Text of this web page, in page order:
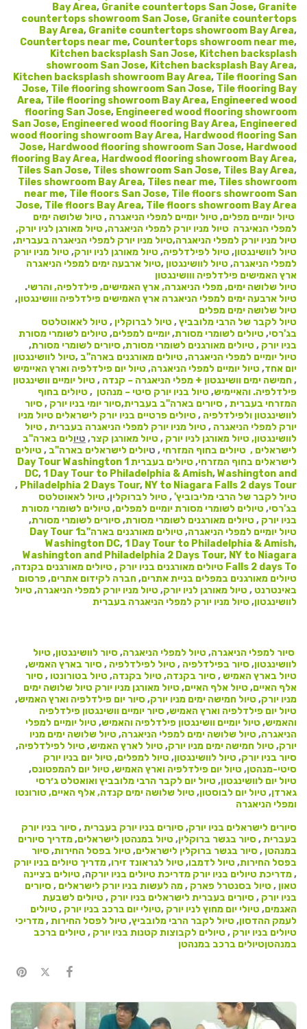
Bay Area, Granite countertops San Jose, Granite
countertops showroom San Jose, Granite countertops
Bay Area, Granite countertops showroom Bay Area,
Countertops near me, Countertops showroom near me,
Kitchen backsplash San Jose, Kitchen backsplash
showroom San Jose, Kitchen backsplash Bay Area,
Kitchen backsplash showroom Bay Area, Tile flooring San
Jose, Tile flooring showroom San Jose, Tile flooring Bay
Area, Tile flooring showroom Bay Area, Engineered wood
flooring San Jose, Engineered wood flooring showroom
San Jose, Engineered wood flooring Bay Area, Engineered
wood flooring showroom Bay Area, Hardwood flooring San
Jose, Hardwood flooring showroom San Jose, Hardwood
flooring Bay Area, Hardwood flooring showroom Bay Area,
Tiles San Jose, Tiles showroom San Jose, Tiles Bay Area,
Tiles showroom Bay Area, Tiles near me, Tiles showroom
near me, Tile floors San Jose, Tile floors showroom San
Jose, Tile floors Bay Area, Tile floors showroom Bay Area
טיול יומיים מפלים, טיול יומיים למפלי הניאגרה , טיול שלושה ימים
למפלי הנאיגרה טיול מניו יורק למפלי הניאגרה, טיול מאורגן לניו יורק,
טיול מניו יורק למפלי הניאגרה,טיול מניו יורק למפלי הניאגרה בעברית,
טיול לוושינגטון, טיול לפילדלפיה, טיול מאורגן לניו יורק, טיול מניו יורק
למפלי הניאגרה, טיול לוושינגטון ,טיול ארבעה ימים למפלי הניאגרה
ארץ האמישים פילדלפיה ווושינגטון
טיול שלושה ימים, מפלי הניאגרה, ארץ האמישים, פילדלפיה, והרשי.
טיול ארבעה ימים למפלי הניאגרה ארץ האמישים פילדלפיה ווושינגטון,
טיול שלושה ימים מפלים
טיול לקבר של הרבי מלובביץ, טיול לברוקלין , טיול לאאוטלטס
בג'רסי, טיולים לשומרי מסורת,יומיים למפלים, טיולים לשומרי מסורת
בניו יורק , טיולים מאורגנים לשומרי מסורת, סיורים לשומרי מסורת,
טיול יומיים למפלי הניאגרה, טיולים מאורגנים בארה"ב ,טיול לוושינגטון
יום אחד, טיול יומיים למפלי הניאגרה, טיול יום פילדלפיה וארץ האיימיש
,חמישה ימים וושינגטון + מפלי הניאגרה – קנדה , טיול יומיים וושינגטון
פילדלפיה. והאיימיש, טיול בניו יורק סיטי – מנהטן , טיולים בחוף
המזרחי בעברית, סיורים בארה"ב בעברית,סיור יומי בניו יורק , סיור
לוושינגטון ולפילדלפיה , טיולים פרטיים בניו יורק לישראלים טיול מניו
יורק למפלי הניאגרה , טיול מניו יורק למפלי הניאגרה בעברית, טיול
לוושינגטון, טיול מאורגן לניו יורק , טיול מאורגן קצר, טיולים בארה"ב
לישראלים , טיולים בחוף המזרחי , טיולים לישראלים בארה"ב , טיולים
לישראלים בחוף המזרחי, טיולים בעברית
1 Day Tour Washington
DC,1 Day Tour to Philadelphia & Amish,Washington and
Philadelphia 2 Days Tour, NY to Niagara Falls 2 days Tour
,
טיול לקבר של הרבי מליבוביץ', טיול לברוקלין, טיול לאאוטלטס
בג'רסי, טיולים לשומרי מסורתיומיים למפלים, טיולים לשומרי מסורת
בניו יורק , טיולים מאורגנים לשומרי מסורת, סיורים לשומרי מסורת,
טיול יומיים למפלי הניאגרה, טיולים מאורגנים בארה"ב
1 Day Tour
Washington DC,1 Day Tour to Philadelphia & Amish,
Washington and Philadelphia 2 Days Tour, NY to Niagara
Falls 2 days To טיולים מאורגנים בניו יורק , טיולים מאורגנים בקנדה,
טיולים מאורגנים במפלים בניית אתרים,חברה לקידום אתרים, פרסום
באינטרנט , טיול מאורגן לניו יורק, טיול מניו יורק למפלי הניאגרה, טיול
לוושינגטון, טיול מניו יורק למפלי הניאגרה בעברית
סיור למפלי הניאגרה, טיול למפלי הניאגרה, סיור לוושינגטון, טיול
לוושינגטון, סיור בפילדלפיה , טיול לפילדלפיה , סיור בארץ האמיש,
טיול בארץ האמיש , סיור בקנדה, טיול בקנדה, טיול בטורונטו , סיור
אלף האיים, טיול אלף האיים, טיול מאורגן מניו יורק טיול שלושה ימים
מניו יורק, טיול חמישה ימים מניו יורק, סיור יום פילדלפיה וארץ האמיש,
טיול יום פילדלפיה וארץ האמיש, סיור יומיים וושינגטון פילדלפיה
והאמיש, טיול יומיים וושינגטון פילדלפיה והאמיש, טיול יומיים למפלי
הניאגרה, טיול שלושה ימים למפלי הניאגרה, טיול שלושה ימים מניו
יורק, טיול חמישה ימים מניו יורק, טיול לארץ האמיש, טיול לפילדלפיה,
סיור בניו יורק, טיול לוושינגטון, טיול למפלים, טיול יום בניו יורק
סיטי-מנהטן, טיול יום פילדלפיה וארץ האמיש, טיול יום להמפטונס,
טיול יום לוושינגטון, טיול יום לקבר הרבי מלובביץ ואואטלט ג׳רסי
גארדן, טיול יום לבוסטון, טיול שלושה ימים קנדה, אלף האיים, טורונטו
ומפלי הניאגרה
סיורים לישראלים בניו יורק, סיורים בניו יורק בעברית, סיור בניו יורק
בעברית, סיור בגשר ברוקלין, טיול במנהטן לישראלים,מדריך סיורים
במנהטן , סיור בגשר ברוקלין לישראלים, טיול בפסל החירות, סיור
בפסל החירות, טיול לדמבו, טיול לגראונד זירו,מדריך טיולים בניו יורק
,מדריכת טיולים בניו יורק מדריכת טיולים בניו יורקה, טיולים בציינה
טאון , טיול בסנטרל פארק ,מה לעשות בניו יורק לישראלים , סיורים
בניו יורק , סיורים בעברית לישראלים בניו יורק , טיולים לשבעת
האגמים, טיולי יום מחוץ לניו יורק ,טיולי יום ברכב בניו יורק , טיולים
לעמק ההדסון, טיול לקבר הרבי מלובביץ, טיול לפסל החירות,מדריכי
טיולים בניו יורק , טיולים לקבוצות קטנות בניו יורק , טיולים ברכב
במנהטןטיולים ברכב במנהטן